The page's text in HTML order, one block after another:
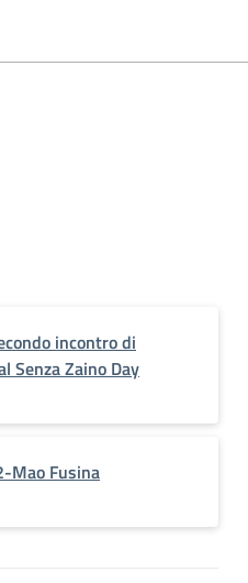
incontro di
Senza Zaino Day
Mao Fusina